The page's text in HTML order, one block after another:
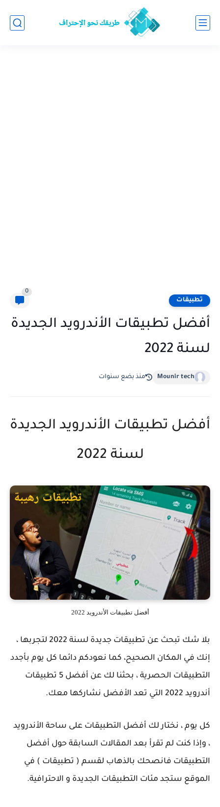
تطبيقات
0
أفضل تطبيقات الأندرويد الجديدة
لسنة 2022
Mounir tech منذ بضع سنوات
أفضل تطبيقات الأندرويد الجديدة
لسنة 2022
أفضل تطبيقات الأندرويد 2022
بلا شك تبحث عن تطبيقات جديدة لسنة 2022 لتجربها ،
إنك في المكان الصحيح، كما نعودكم دائما كل يوم بأجدد
التطبيقات الحصرية ، بحثنا لك عن أفضل 5 تطبيقات
أندرويد 2022 التي تعد الأفضل نشاركها معك.
كل يوم ، نختار لك أفضل التطبيقات على ساحة الأندرويد
، وإذا كنت لم تقرأ بعد المقالات السابقة حول أفضل
التطبيقات فانصحك بالذهاب لقسم ( تطبيقات ) في
الموقع ستجد مئات التطبيقات الجديدة و الاحترافية.